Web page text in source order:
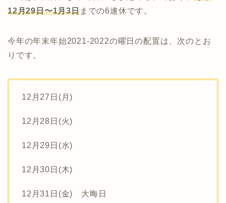
12月29日〜1月3日までの6連休です。
今年の年末年始2021-2022の曜日の配置は、次のとお
りです。
12月27日(月)
12月28日(火)
12月29日(水)
12月30日(木)
12月31日(金) 大晦日